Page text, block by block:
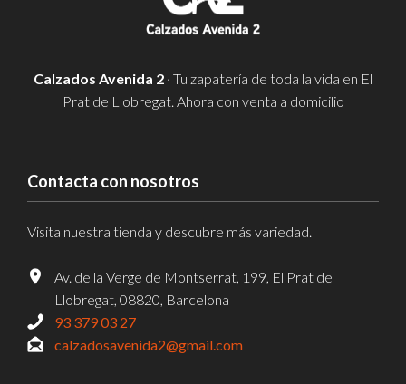
Calzados Avenida 2 · Tu zapatería de toda la vida en El
Prat de Llobregat. Ahora con venta a domicilio
Contacta con nosotros
Visita nuestra tienda y descubre más variedad.
Av. de la Verge de Montserrat, 199, El Prat de
Llobregat, 08820, Barcelona
93 379 03 27
calzadosavenida2@gmail.com